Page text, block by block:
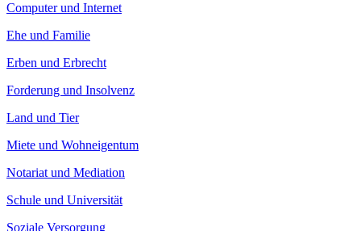
Computer und Internet
Ehe und Familie
Erben und Erbrecht
Forderung und Insolvenz
Land und Tier
Miete und Wohneigentum
Notariat und Mediation
Schule und Universität
Soziale Versorgung